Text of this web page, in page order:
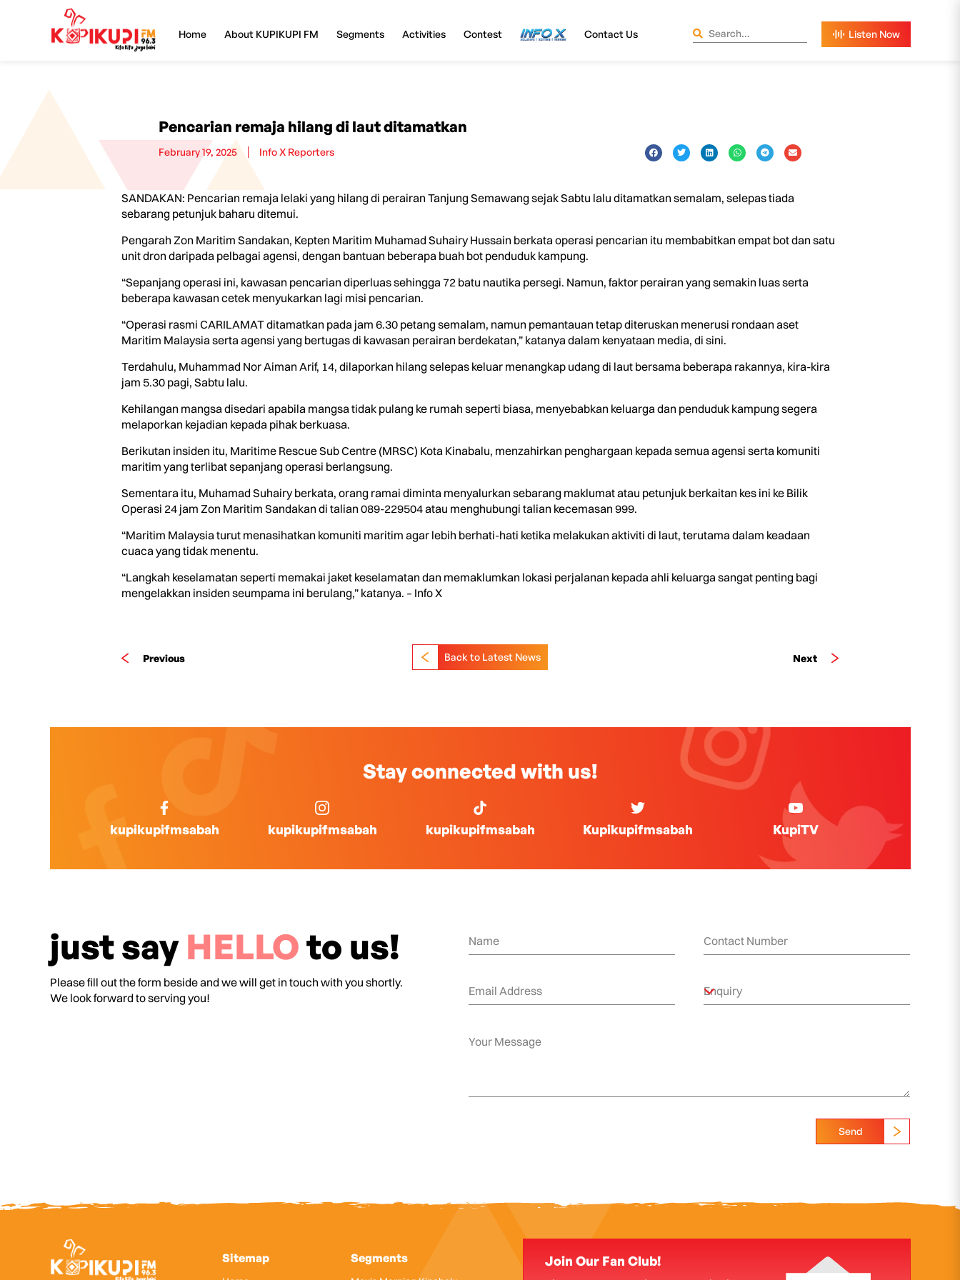
Home About KUPIKUPI FM Segments Activities Contest InfoX Contact Us
Pencarian remaja hilang di laut ditamatkan
February 19, 2025 Info X Reporters
SANDAKAN: Pencarian remaja lelaki yang hilang di perairan Tanjung Semawang sejak Sabtu lalu ditamatkan semalam, selepas tiada
sebarang petunjuk baharu ditemui.
Pengarah Zon Maritim Sandakan, Kepten Maritim Muhamad Suhairy Hussain berkata operasi pencarian itu membabitkan empat bot dan satu
unit dron daripada pelbagai agensi, dengan bantuan beberapa buah bot penduduk kampung.
“Sepanjang operasi ini, kawasan pencarian diperluas sehingga 72 batu nautika persegi. Namun, faktor perairan yang semakin luas serta
beberapa kawasan cetek menyukarkan lagi misi pencarian.
“Operasi rasmi CARILAMAT ditamatkan pada jam 6.30 petang semalam, namun pemantauan tetap diteruskan menerusi rondaan aset
Maritim Malaysia serta agensi yang bertugas di kawasan perairan berdekatan,” katanya dalam kenyataan media, di sini.
Terdahulu, Muhammad Nor Aiman Arif, 14, dilaporkan hilang selepas keluar menangkap udang di laut bersama beberapa rakannya, kira-kira
jam 5.30 pagi, Sabtu lalu.
Kehilangan mangsa disedari apabila mangsa tidak pulang ke rumah seperti biasa, menyebabkan keluarga dan penduduk kampung segera
melaporkan kejadian kepada pihak berkuasa.
Berikutan insiden itu, Maritime Rescue Sub Centre (MRSC) Kota Kinabalu, menzahirkan penghargaan kepada semua agensi serta komuniti
maritim yang terlibat sepanjang operasi berlangsung.
Sementara itu, Muhamad Suhairy berkata, orang ramai diminta menyalurkan sebarang maklumat atau petunjuk berkaitan kes ini ke Bilik
Operasi 24 jam Zon Maritim Sandakan di talian 089-229504 atau menghubungi talian kecemasan 999.
“Maritim Malaysia turut menasihatkan komuniti maritim agar lebih berhati-hati ketika melakukan aktiviti di laut, terutama dalam keadaan
cuaca yang tidak menentu.
“Langkah keselamatan seperti memakai jaket keselamatan dan memaklumkan lokasi perjalanan kepada ahli keluarga sangat penting bagi
mengelakkan insiden seumpama ini berulang,” katanya. – Info X
Previous Next
Back to Latest News
Stay connected with us!
kupikupifmsabah kupikupifmsabah kupikupifmsabah Kupikupifmsabah KupiTV
just say HELLOto us!
Please fill out the form beside and we will get in touch with you shortly.
We look forward to serving you!
Send
Sitemap Segments Join Our Fan Club!